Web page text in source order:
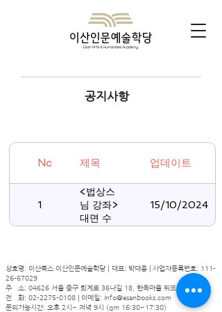
​공지사항
No 제목 업데이트
1
<법상스
님 강좌>
대면 수
15/10/2024
상호명: 이산북스・이산인문예술학당 | 대표: 박대용 | 사업자등록번호: 111-
26-67029
주 소: 04626 서울 중구 퇴계로 36나길 18, 한옥마을 뒤뜨레 1층
전 화: 02-2275-0108 | 이메일: info@esanbooks.com
문의가능시간: 오후 2시~ 저녁 9시 (qm 16:30~17:30)